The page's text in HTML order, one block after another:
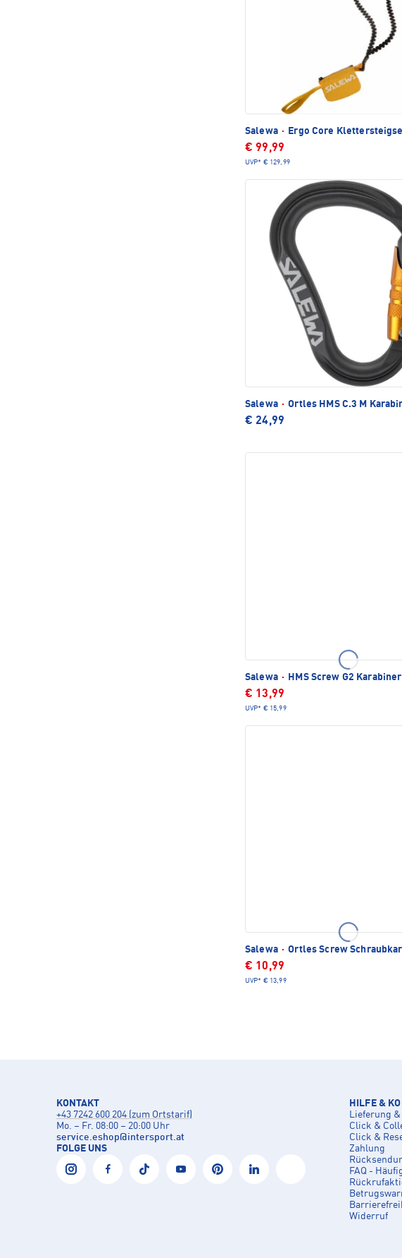
Salewa · Ergo Core
€ 99,99
UVP* € 129,99
Salewa · Ortles HMS C.3 M
€ 24,99
Salewa · HMS Screw G2 Karabiner
€ 13,99
UVP* € 15,99
Salewa · Ortles Screw
€ 10,99
UVP* € 13,99
KONTAKT
+43 7242 600 204 (zum Ortstarif)
Mo. – Fr. 08:00 – 20:00 Uhr
service.eshop@intersport.at
FOLGE UNS
HILFE &
Lieferung &
Click &
Click &
Zahlung
FAQ -
Widerruf